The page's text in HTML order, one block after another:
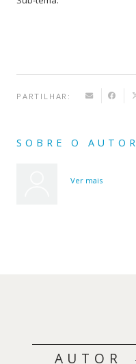
PARTILHAR:
SOBRE O AUTOR
Ver mais
AUTOR